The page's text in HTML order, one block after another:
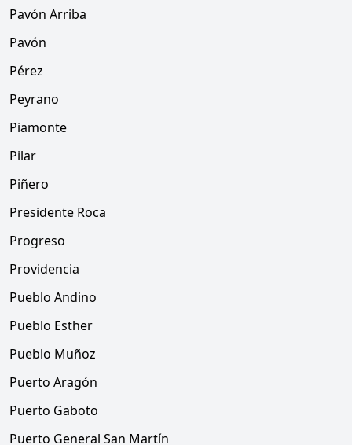
Pavón Arriba
Pavón
Pérez
Peyrano
Piamonte
Pilar
Piñero
Presidente Roca
Progreso
Providencia
Pueblo Andino
Pueblo Esther
Pueblo Muñoz
Puerto Aragón
Puerto Gaboto
Puerto General San Martín